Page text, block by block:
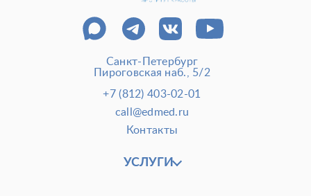
Санкт-Петербург
Пироговская наб., 5/2
+7 (812) 403-02-01
call@edmed.ru
Контакты
УСЛУГИ